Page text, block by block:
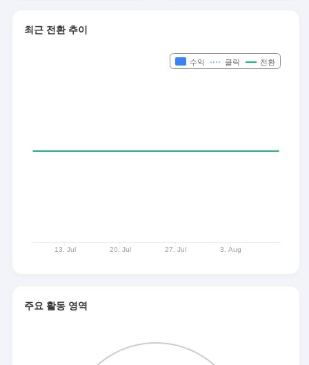
최근 전환 추이
주요 활동 영역